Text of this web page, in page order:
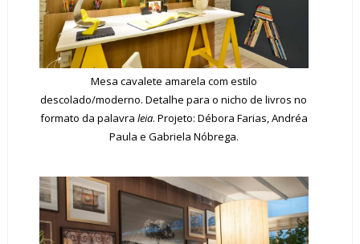
Mesa cavalete amarela com estilo
descolado/moderno. Detalhe para o nicho de livros no
formato da palavra leia. Projeto: Débora Farias, Andréa
Paula e Gabriela Nóbrega.